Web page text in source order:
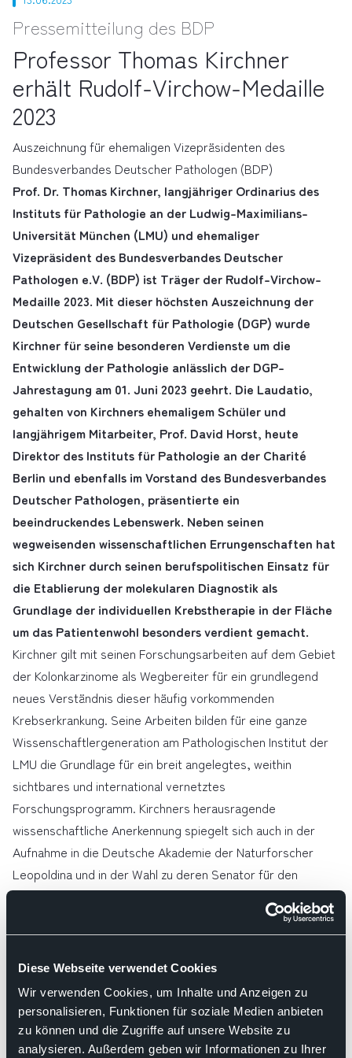
Diese Webseite verwendet Cookies
Wir verwenden Cookies, um Inhalte und Anzeigen zu
personalisieren, Funktionen für soziale Medien anbieten
zu können und die Zugriffe auf unsere Website zu
analysieren. Außerdem geben wir Informationen zu Ihrer
Pressemitteilung des BDP
Professor Thomas Kirchner
erhält Rudolf-Virchow-Medaille
2023
Auszeichnung für ehemaligen Vizepräsidenten des
Bundesverbandes Deutscher Pathologen (BDP)
Prof. Dr. Thomas Kirchner, langjähriger Ordinarius des
Instituts für Pathologie an der Ludwig-Maximilians-
Universität München (LMU) und ehemaliger
Vizepräsident des Bundesverbandes Deutscher
Pathologen e.V. (BDP) ist Träger der Rudolf-Virchow-
Medaille 2023. Mit dieser höchsten Auszeichnung der
Deutschen Gesellschaft für Pathologie (DGP) wurde
Kirchner für seine besonderen Verdienste um die
Entwicklung der Pathologie anlässlich der DGP-
Jahrestagung am 01. Juni 2023 geehrt. Die Laudatio,
gehalten von Kirchners ehemaligem Schüler und
langjährigem Mitarbeiter, Prof. David Horst, heute
Direktor des Instituts für Pathologie an der Charité
Berlin und ebenfalls im Vorstand des Bundesverbandes
Deutscher Pathologen, präsentierte ein
beeindruckendes Lebenswerk. Neben seinen
wegweisenden wissenschaftlichen Errungenschaften hat
sich Kirchner durch seinen berufspolitischen Einsatz für
die Etablierung der molekularen Diagnostik als
Grundlage der individuellen Krebstherapie in der Fläche
um das Patientenwohl besonders verdient gemacht.
Kirchner gilt mit seinen Forschungsarbeiten auf dem Gebiet
der Kolonkarzinome als Wegbereiter für ein grundlegend
neues Verständnis dieser häufig vorkommenden
Krebserkrankung. Seine Arbeiten bilden für eine ganze
Wissenschaftlergeneration am Pathologischen Institut der
LMU die Grundlage für ein breit angelegtes, weithin
sichtbares und international vernetztes
Forschungsprogramm. Kirchners herausragende
wissenschaftliche Anerkennung spiegelt sich auch in der
Aufnahme in die Deutsche Akademie der Naturforscher
Leopoldina und in der Wahl zu deren Senator für den
Bereich Pathologie und Rechtsmedizin wider.
Aus Verbandssicht besonders hervorzuheben ist Kirchners
Beitrag zur Konzeption und Etablierung der
Molekularpathologie als Basis der personalisierten
Krebstherapie. Die Struktur der Molekularpathologie, bei
der die feingewebliche mikroskopische Diagnostik mit der
molekularen Analytik vereint in der Hand von PathologInnen
liegt, hat Kirchner am Darmkrebs maßgeblich mitkonzipiert